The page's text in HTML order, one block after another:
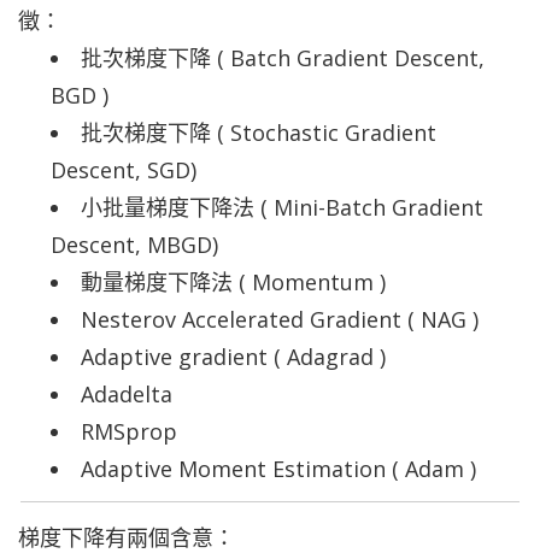
徵：
批次梯度下降 ( Batch Gradient Descent,
BGD )
批次梯度下降 ( Stochastic Gradient
Descent, SGD)
小批量梯度下降法 ( Mini-Batch Gradient
Descent, MBGD)
動量梯度下降法 ( Momentum )
Nesterov Accelerated Gradient ( NAG )
Adaptive gradient ( Adagrad )
Adadelta
RMSprop
Adaptive Moment Estimation ( Adam )
梯度下降有兩個含意：